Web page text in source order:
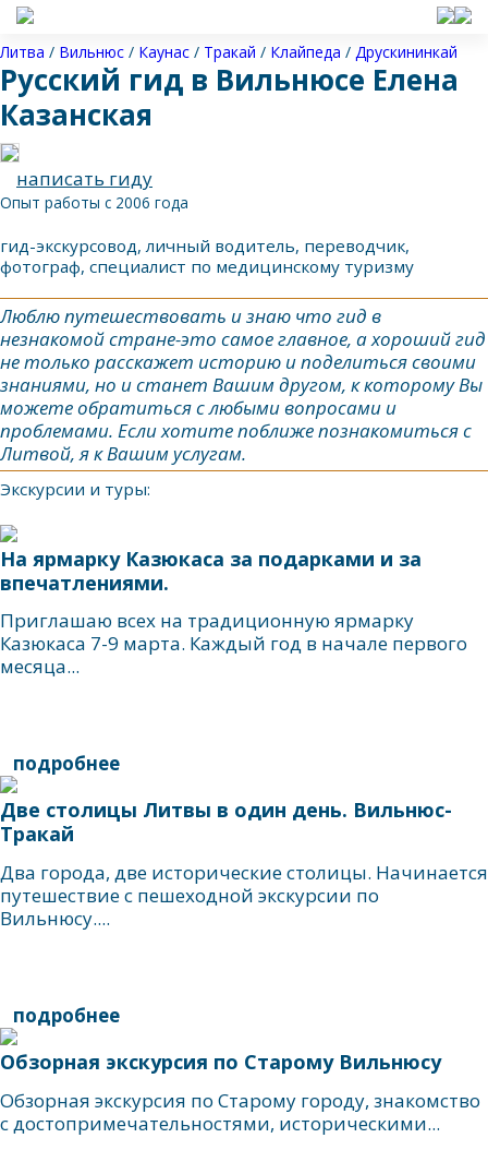
Литва / Вильнюс / Каунас / Тракай / Клайпеда / Друскининкай
Русский гид в Вильнюсе Елена
Казанская
написать гиду
Опыт работы с 2006 года
гид-экскурсовод, личный водитель, переводчик,
фотограф, специалист по медицинскому туризму
Люблю путешествовать и знаю что гид в
незнакомой стране-это самое главное, а хороший гид
не только расскажет историю и поделиться своими
знаниями, но и станет Вашим другом, к которому Вы
можете обратиться с любыми вопросами и
проблемами. Если хотите поближе познакомиться с
Литвой, я к Вашим услугам.
Экскурсии и туры:
На ярмарку Казюкаса за подарками и за
впечатлениями.
Приглашаю всех на традиционную ярмарку
Казюкаса 7-9 марта. Каждый год в начале первого
месяца...
подробнее
Две столицы Литвы в один день. Вильнюс-
Тракай
Два города, две исторические столицы. Начинается
путешествие с пешеходной экскурсии по
Вильнюсу....
подробнее
Обзорная экскурсия по Старому Вильнюсу
Обзорная экскурсия по Старому городу, знакомство
с достопримечательностями, историческими...